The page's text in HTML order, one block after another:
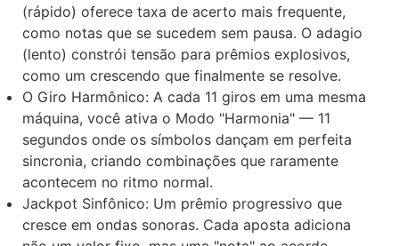
(rápido) oferece taxa de acerto mais frequente,
como notas que se sucedem sem pausa. O adagio
(lento) constrói tensão para prêmios explosivos,
como um crescendo que finalmente se resolve.
O Giro Harmônico: A cada 11 giros em uma mesma
máquina, você ativa o Modo "Harmonia" — 11
segundos onde os símbolos dançam em perfeita
sincronia, criando combinações que raramente
acontecem no ritmo normal.
Jackpot Sinfônico: Um prêmio progressivo que
cresce em ondas sonoras. Cada aposta adiciona